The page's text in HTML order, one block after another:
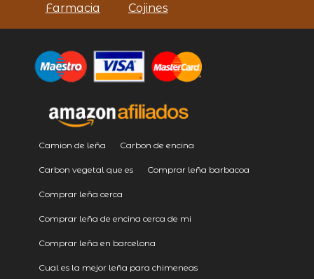
Farmacia Cojines
Camion de leña Carbon de encina
Carbon vegetal que es Comprar leña barbacoa
Comprar leña cerca
Comprar leña de encina cerca de mi
Comprar leña en barcelona
Cual es la mejor leña para chimeneas